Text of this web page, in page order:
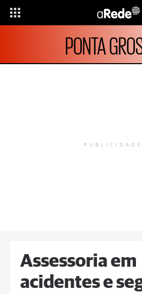
PONTA
PUBLICIDADE
Assessoria em
acidentes e